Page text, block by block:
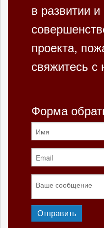
в развитии и
проекта,
свяжитесь с
Форма